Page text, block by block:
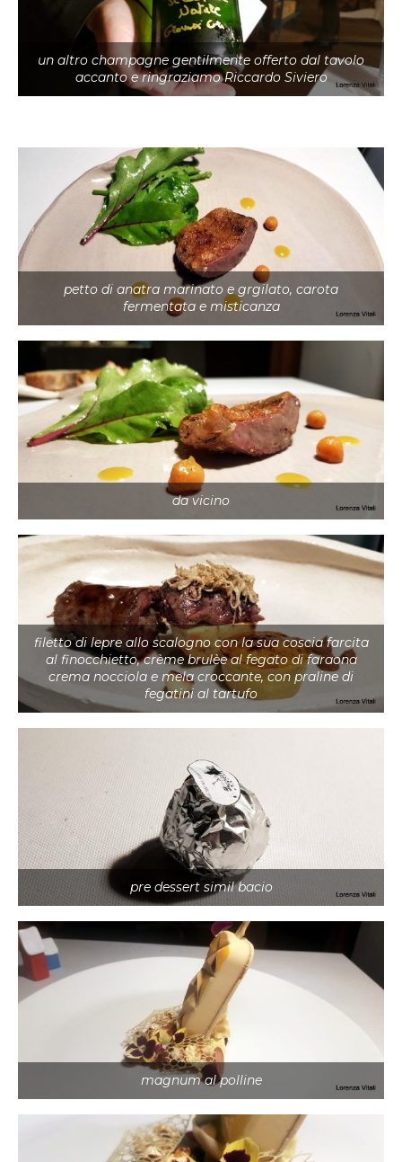
un altro champagne gentilmente offerto dal tavolo
accanto e ringraziamo Riccardo Siviero
petto di anatra marinato e grgilato, carota
fermentata e misticanza
da vicino
filetto di lepre allo scalogno con la sua coscia farcita
al finocchietto, crème brulèe al fegato di faraona
crema nocciola e mela croccante, con praline di
fegatini al tartufo
pre dessert simil bacio
magnum al polline